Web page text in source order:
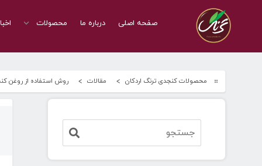
صفحه اصلی درباره ما محصولات
محصولات کنجدی ترنگ اردکان مقالات روش استفاده از روغن